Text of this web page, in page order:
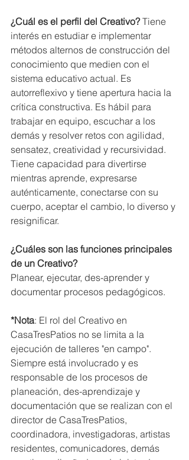
¿Cuál es el perfil del Creativo? Tiene
interés en estudiar e implementar
métodos alternos de construcción del
conocimiento que medien con el
sistema educativo actual. Es
autorreflexivo y tiene apertura hacia la
crítica constructiva. Es hábil para
trabajar en equipo, escuchar a los
demás y resolver retos con agilidad,
sensatez, creatividad y recursividad.
Tiene capacidad para divertirse
mientras aprende, expresarse
auténticamente, conectarse con su
cuerpo, aceptar el cambio, lo diverso y
resignificar.
¿Cuáles son las funciones principales
de un Creativo?
Planear, ejecutar, des-aprender y
documentar procesos pedagógicos.
*Nota: El rol del Creativo en
CasaTresPatios no se limita a la
ejecución de talleres "en campo".
Siempre está involucrado y es
responsable de los procesos de
planeación, des-aprendizaje y
documentación que se realizan con el
director de CasaTresPatios,
coordinadora, investigadoras, artistas
residentes, comunicadores, demás